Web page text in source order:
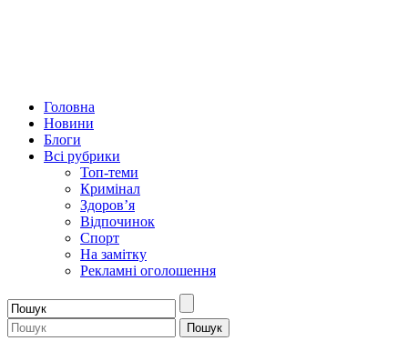
Головна
Новини
Блоги
Всі рубрики
Топ-теми
Кримінал
Здоров’я
Відпочинок
Спорт
На замітку
Рекламні оголошення